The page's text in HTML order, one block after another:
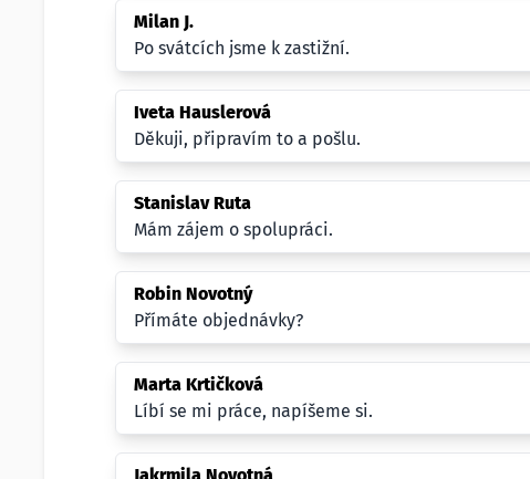
Milan J.
Po svátcích jsme k zastižní.
Iveta Hauslerová
Děkuji, připravím to a pošlu.
Stanislav Ruta
Mám zájem o spolupráci.
Robin Novotný
Přímáte objednávky?
Marta Krtičková
Líbí se mi práce, napíšeme si.